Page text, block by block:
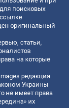
поисковых
оригинальный
статьи,
на которые
редакция
Украины
не имеет права
их